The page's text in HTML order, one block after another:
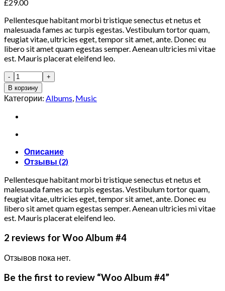
£29.00
Pellentesque habitant morbi tristique senectus et netus et
malesuada fames ac turpis egestas. Vestibulum tortor quam,
feugiat vitae, ultricies eget, tempor sit amet, ante. Donec eu
libero sit amet quam egestas semper. Aenean ultricies mi vitae
est. Mauris placerat eleifend leo.
В корзину
Категории: Albums, Music
Описание
Отзывы (2)
Pellentesque habitant morbi tristique senectus et netus et
malesuada fames ac turpis egestas. Vestibulum tortor quam,
feugiat vitae, ultricies eget, tempor sit amet, ante. Donec eu
libero sit amet quam egestas semper. Aenean ultricies mi vitae
est. Mauris placerat eleifend leo.
2 reviews for Woo Album #4
Отзывов пока нет.
Be the first to review “Woo Album #4”